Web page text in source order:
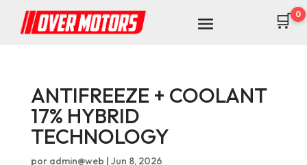
🛒 0
ANTIFREEZE + COOLANT
17% HYBRID
TECHNOLOGY
por admin@web | Jun 8, 2026